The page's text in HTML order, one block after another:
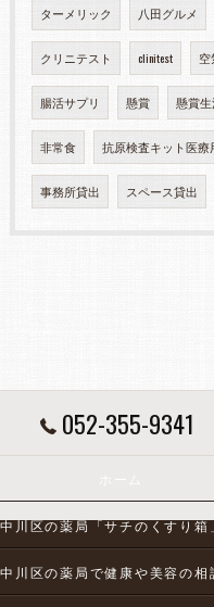
ターメリック 八田グルメ
クリニテスト clinitest
腸活サプリ 懸賞 懸賞
非常食 抗原検査キット医療
事務所貸出 スペース貸出
052-355-9341